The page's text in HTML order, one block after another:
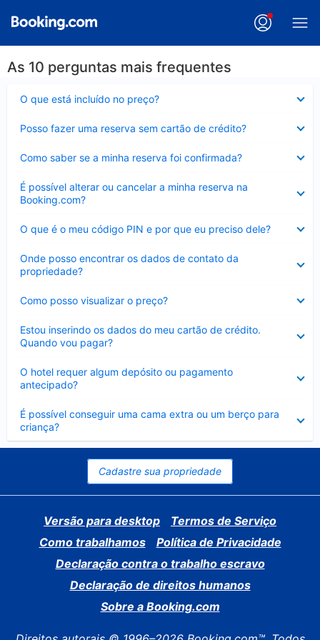
As 10 perguntas mais frequentes
O que está incluído no preço?
Posso fazer uma reserva sem cartão de crédito?
Como saber se a minha reserva foi confirmada?
É possível alterar ou cancelar a minha reserva na
Booking.com?
Contraído
O que é o meu código PIN e por que eu preciso dele?
Onde posso encontrar os dados de contato da
propriedade?
Como posso visualizar o preço?
Estou inserindo os dados do meu cartão de crédito.
Quando vou pagar?
O hotel requer algum depósito ou pagamento
antecipado?
É possível conseguir uma cama extra ou um berço para
criança?
Contraído
Cadastre sua propriedade
Versão para desktop
Termos de Serviço
Como trabalhamos
Política de Privacidade
Declaração contra o trabalho escravo
Declaração de direitos humanos
Sobre a Booking.com